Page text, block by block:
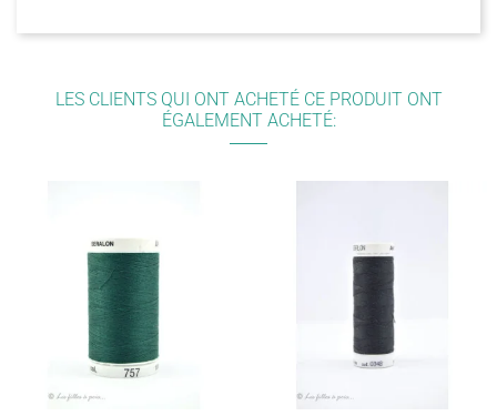
LES CLIENTS QUI ONT ACHETÉ CE PRODUIT ONT
ÉGALEMENT ACHETÉ: